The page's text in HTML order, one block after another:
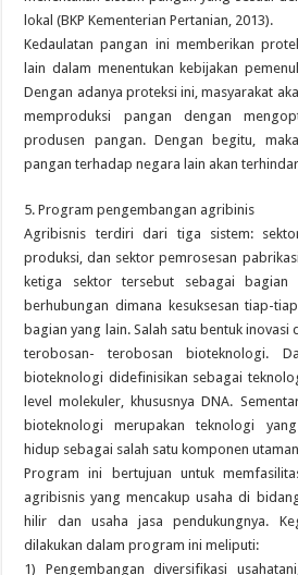
lokal (BKP Kementerian Pertanian, 2013).
Kedaulatan pangan ini memberikan
lain dalam menentukan kebijakan
Dengan adanya proteksi ini, masyarakat
memproduksi pangan dengan
produsen pangan. Dengan begitu,
pangan terhadap negara lain akan
5. Program pengembangan agribinis
Agribisnis terdiri dari tiga sistem:
produksi, dan sektor pemrosesan
ketiga sektor tersebut sebagai
berhubungan dimana kesuksesan tiap-
bagian yang lain. Salah satu bentuk
terobosan- terobosan bioteknologi.
bioteknologi didefinisikan sebagai
level molekuler, khususnya DNA.
bioteknologi merupakan teknologi
hidup sebagai salah satu komponen
Program ini bertujuan untuk
agribisnis yang mencakup usaha di
hilir dan usaha jasa pendukungnya.
dilakukan dalam program ini meliputi:
1) Pengembangan diversifikasi